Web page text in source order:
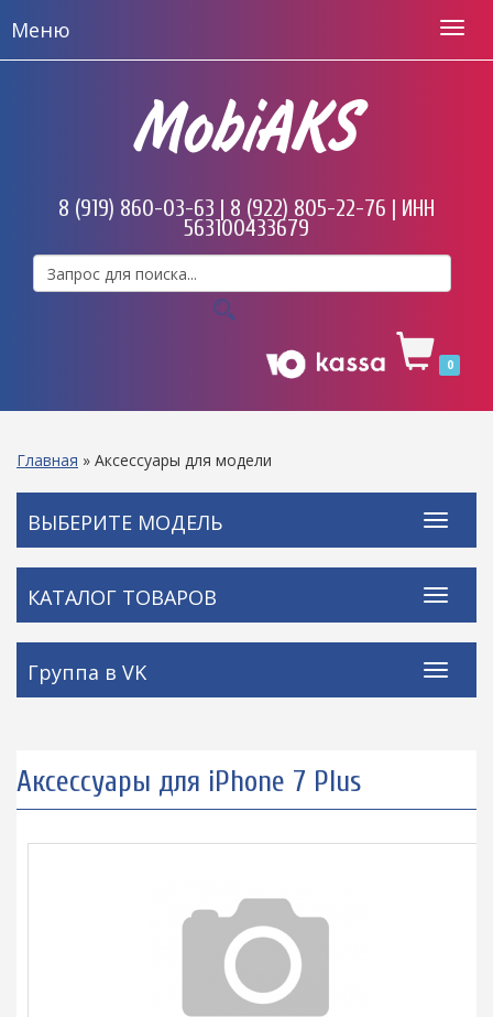
Меню
MobiAKS
8 (919) 860-03-63 | 8 (922) 805-22-76 | ИНН
563100433679
0
Главная » Аксессуары для модели
ВЫБЕРИТЕ МОДЕЛЬ
КАТАЛОГ ТОВАРОВ
Группа в VK
Аксессуары для iPhone 7 Plus